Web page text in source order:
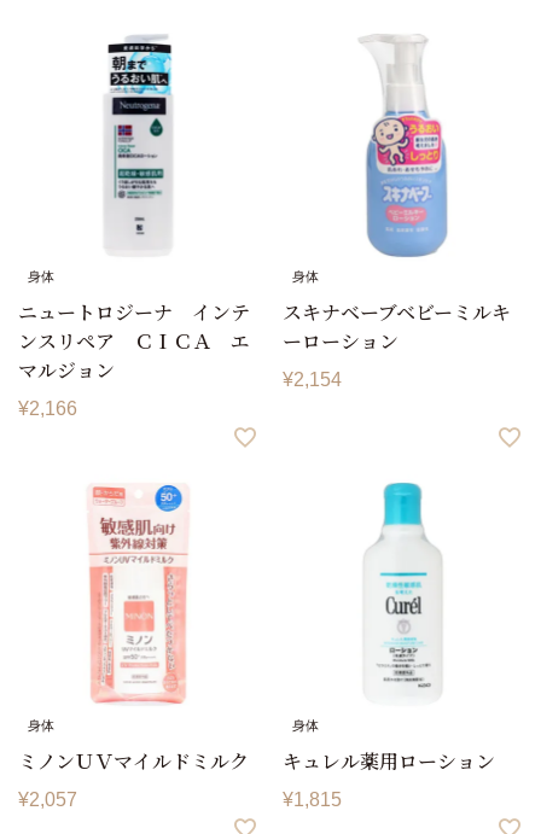
身体
ニュートロジーナ インテ
ンスリペア ＣＩＣＡ エ
マルジョン
¥2,166
身体
スキナベーブベビーミルキ
ーローション
¥2,154
身体
ミノンＵＶマイルドミルク
¥2,057
身体
キュレル薬用ローション
¥1,815